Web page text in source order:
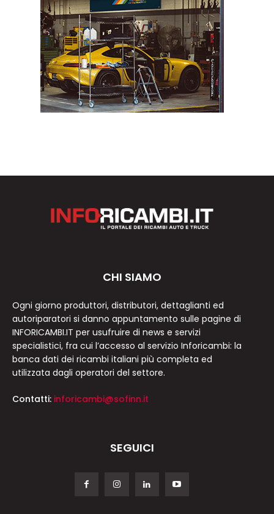
CHI SIAMO
Ogni giorno produttori, distributori, dettaglianti ed
autoriparatori si danno appuntamento sulle pagine di
INFORICAMBI.IT per usufruire di news e servizi
specialistici, fra cui l’accesso al servizio Inforicambi: la
banca dati dei ricambi italiani più completa ed
utilizzata dagli operatori del settore.
Contatti: inforicambi@sofinn.it
SEGUICI